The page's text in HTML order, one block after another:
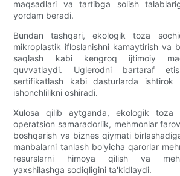
maqsadlari va tartibga solish
yordam beradi.
Bundan tashqari, ekologik toza
mikroplastik ifloslanishni kamaytirish va
saqlash kabi kengroq ijtimoiy
quvvatlaydi. Uglerodni bartaraf
sertifikatlash kabi dasturlarda
ishonchlilikni oshiradi.
Xulosa qilib aytganda, ekologik toza
operatsion samaradorlik, mehmonlar
boshqarish va biznes qiymati
manbalarni tanlash bo'yicha qarorlar
resurslarni himoya qilish va
yaxshilashga sodiqligini ta'kidlaydi.